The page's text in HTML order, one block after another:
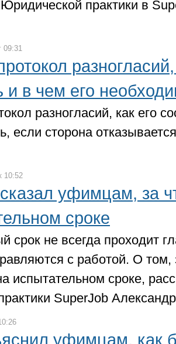
практики в
09:31
и в чем его
разногласий, как его
если сторона
10:52
уфимцам, за
сроке
срок не всегда проходит
с работой. О том,
испытательном сроке,
SuperJob
уфимцам, как